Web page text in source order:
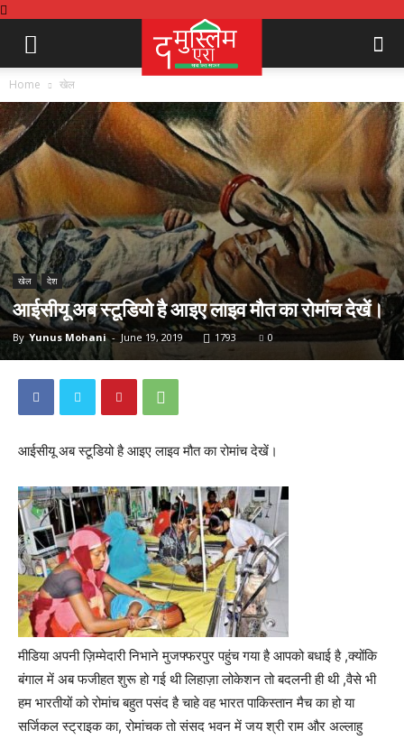
Home खेल
खेल देश
आईसीयू अब स्टूडियो है आइए लाइव मौत का रोमांच देखें।
By Yunus Mohani - June 19, 2019 1793 0
आईसीयू अब स्टूडियो है आइए लाइव मौत का रोमांच देखें।
मीडिया अपनी ज़िम्मेदारी निभाने मुजफ्फरपुर पहुंच गया है आपको बधाई है ,क्योंकि
बंगाल में अब फजीहत शुरू हो गई थी लिहाज़ा लोकेशन तो बदलनी ही थी ,वैसे भी
हम भारतीयों को रोमांच बहुत पसंद है चाहे वह भारत पाकिस्तान मैच का हो या
सर्जिकल स्ट्राइक का, रोमांचक तो संसद भवन में जय श्री राम और अल्लाहु